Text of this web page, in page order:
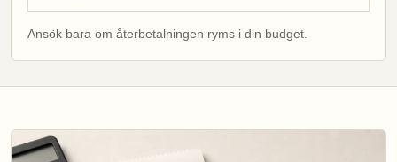
Ansök bara om återbetalningen ryms i din budget.